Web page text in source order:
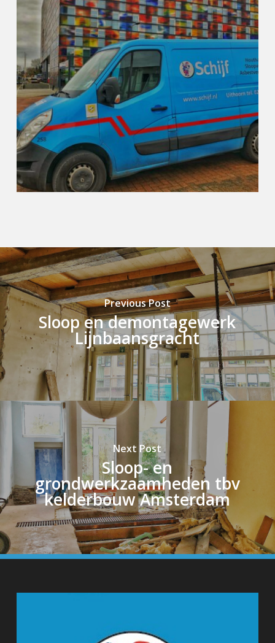
Previous Post
Sloop en demontagewerk
Lijnbaansgracht
Next Post
Sloop- en
grondwerkzaamheden tbv
kelderbouw Amsterdam